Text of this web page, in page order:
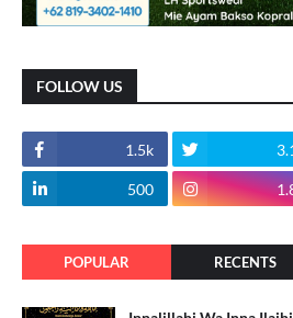
FOLLOW US
1.5k
500
POPULAR RECENTS